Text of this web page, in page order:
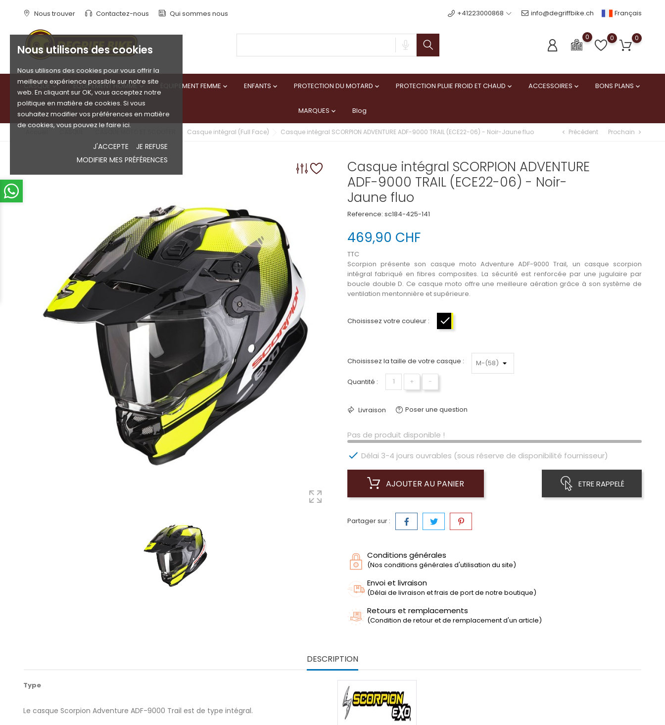
Nous utilisons des cookies
Nous utilisons des cookies pour vous offrir la
meilleure expérience possible sur notre site
web. En cliquant sur OK, vous acceptez notre
politique en matière de cookies. Si vous
souhaitez modifier vos préférences en matière
de cookies, vous pouvez le faire ici.
J'ACCEPTE
JE REFUSE
MODIFIER MES PRÉFÉRENCES
Nous trouver Contactez-nous Qui sommes nous +41223000868 info@degriffbike.ch Français
0 0 0
CASQUE  ÉQUIPEMENT HOMME ÉQUIPEMENT FEMME  ENFANTS  PROTECTION DU MOTARD  PROTECTION PLUIE FROID ET CHAUD  ACCESSOIRES  BONS PLANS 
MARQUES  Blog
Casque intégral (Full Face) Casque intégral SCORPION ADVENTURE ADF-9000 TRAIL (ECE22-06) - Noir-Jaune fluo chevron_left Précédent Prochain chevron_right
Casque intégral SCORPION ADVENTURE
ADF-9000 TRAIL (ECE22-06) - Noir-
Jaune fluo
Reference: sc184-425-141
469,90 CHF
TTC
Scorpion présente son casque moto Adventure ADF-9000 Trail, un casque scorpion
intégral fabriqué en fibres composites. La sécurité est renforcée par une jugulaire par
boucle double D. Ce casque moto offre une meilleure aération grâce à son système de
ventilation mentonnière et supérieure.
Choisissez votre couleur :
Choisissez la taille de votre casque :
Quantité : + −
Livraison Poser une question
Pas de produit disponible !
 Délai 3-4 jours ouvrables (sous réserve de disponibilité fournisseur)
AJOUTER AU PANIER ETRE RAPPELÉ
Partager sur :
Conditions générales
(Nos conditions générales d'utilisation du site)
Envoi et livraison
(Délai de livraison et frais de port de notre boutique)
Retours et remplacements
(Condition de retour et de remplacement d'un article)
DESCRIPTION
Type
Le casque Scorpion Adventure ADF-9000 Trail est de type intégral.